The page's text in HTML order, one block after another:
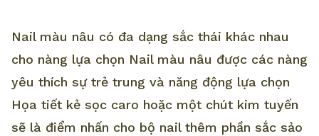
Nail màu nâu có đa dạng sắc thái khác nhau
cho nàng lựa chọn Nail màu nâu được các nàng
yêu thích sự trẻ trung và năng động lựa chọn
Họa tiết kẻ sọc caro hoặc một chút kim tuyến
sẽ là điểm nhấn cho bộ nail thêm phần sắc sảo